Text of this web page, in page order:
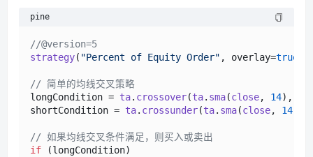
pine
//@version=5
strategy( "Percent of Equity Order" , overlay=true
// 简单的均线交叉策略
longCondition = ta. crossover(ta. sma(close, 14),
shortCondition = ta. crossunder(ta. sma(close, 14
// 如果均线交叉条件满足，则买入或卖出
if (longCondition)